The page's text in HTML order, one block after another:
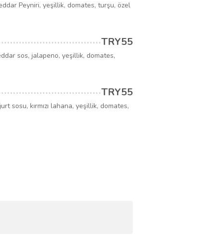
Peyniri, yeşillik, domates, turşu, özel
TRY55
sos, jalapeno, yeşillik, domates,
TRY55
sosu, kırmızı lahana, yeşillik, domates,